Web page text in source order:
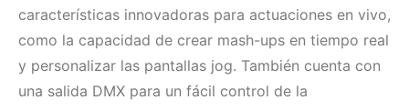
características innovadoras para actuaciones en vivo,
como la capacidad de crear mash-ups en tiempo real
y personalizar las pantallas jog. También cuenta con
una salida DMX para un fácil control de la